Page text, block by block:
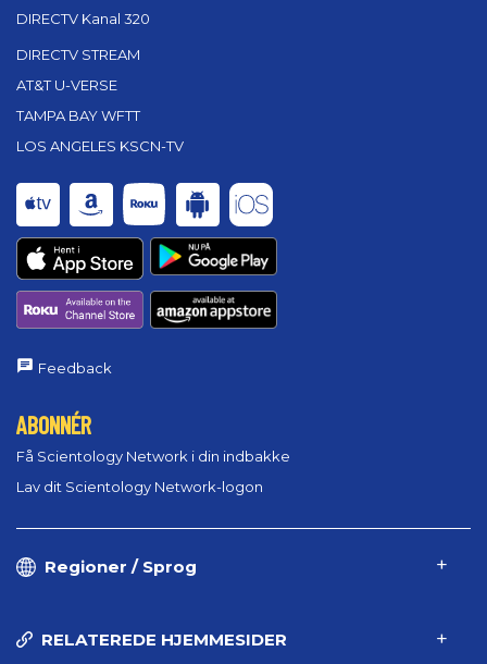
DIRECTV Kanal 320
DIRECTV STREAM
AT&T U-VERSE
TAMPA BAY WFTT
LOS ANGELES KSCN-TV
Feedback
ABONNÉR
Få Scientology Network i din indbakke
Lav dit Scientology Network-logon
Regioner / Sprog
RELATEREDE HJEMMESIDER